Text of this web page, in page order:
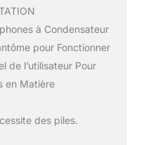
à Condensateur
pour Fonctionner
de l’utilisateur Pour
en Matière
des piles.